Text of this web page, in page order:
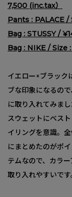
7,500 (inc.tax）
Pants : PALACE /
Bag : STUSSY /
Bag : NIKE / Size
イエロー×ブラック
ブな印象になるの
に取り入れてみま
スウェットにベス
イリングを意識。
にまとめたのがポ
テムなので、カラ
取り入れやすいです